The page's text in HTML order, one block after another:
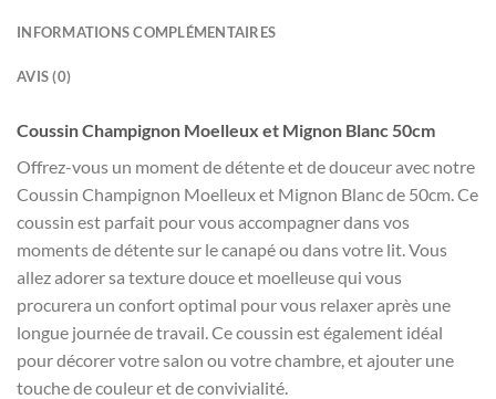
INFORMATIONS COMPLÉMENTAIRES
AVIS (0)
Coussin Champignon Moelleux et Mignon Blanc 50cm
Offrez-vous un moment de détente et de douceur avec notre
Coussin Champignon Moelleux et Mignon Blanc de 50cm. Ce
coussin est parfait pour vous accompagner dans vos
moments de détente sur le canapé ou dans votre lit. Vous
allez adorer sa texture douce et moelleuse qui vous
procurera un confort optimal pour vous relaxer après une
longue journée de travail. Ce coussin est également idéal
pour décorer votre salon ou votre chambre, et ajouter une
touche de couleur et de convivialité.